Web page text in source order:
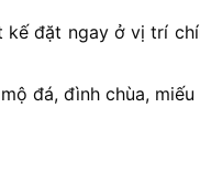
đặt ngay ở vị trí
đá, đình chùa,